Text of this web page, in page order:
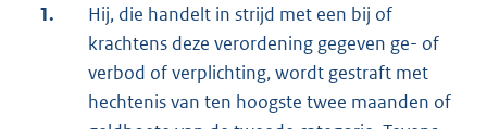
1.
Hij, die handelt in strijd met een bij of
krachtens deze verordening gegeven ge- of
verbod of verplichting, wordt gestraft met
hechtenis van ten hoogste twee maanden of